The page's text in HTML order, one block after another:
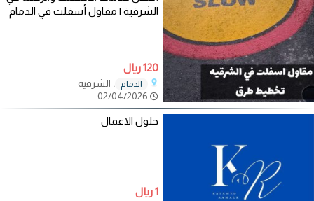
الشرقية | مقاول أسفلت في الدمام
120 ريال
الدمام
، الشرقية
حلول الاعمال
1 ريال